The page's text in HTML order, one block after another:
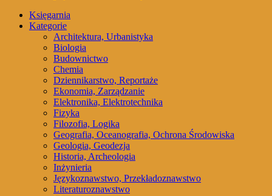
Księgarnia
Kategorie
Architektura, Urbanistyka
Biologia
Budownictwo
Chemia
Dziennikarstwo, Reportaże
Ekonomia, Zarządzanie
Elektronika, Elektrotechnika
Fizyka
Filozofia, Logika
Geografia, Oceanografia, Ochrona Środowiska
Geologia, Geodezja
Historia, Archeologia
Inżynieria
Językoznawstwo, Przekładoznawstwo
Literaturoznawstwo